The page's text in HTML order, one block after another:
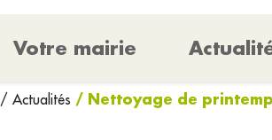
Votre mairie
/ Actualités / Nettoyage de